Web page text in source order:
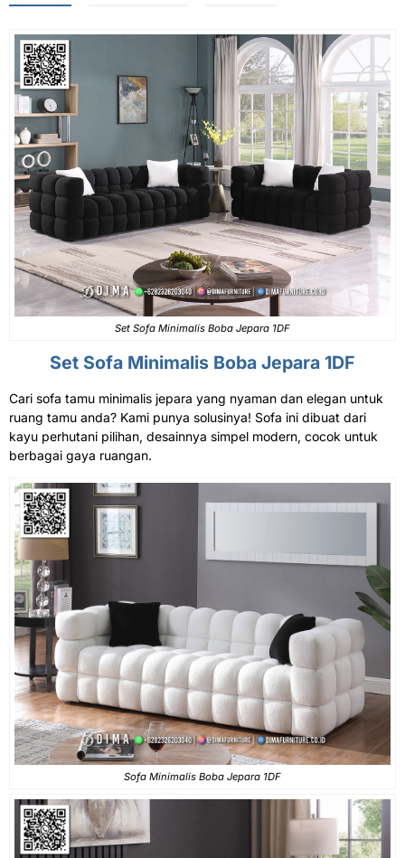
Set Sofa Minimalis Boba Jepara 1DF
Set Sofa Minimalis Boba Jepara 1DF
Cari sofa tamu minimalis jepara yang nyaman dan elegan untuk
ruang tamu anda? Kami punya solusinya! Sofa ini dibuat dari
kayu perhutani pilihan, desainnya simpel modern, cocok untuk
berbagai gaya ruangan.
Sofa Minimalis Boba Jepara 1DF